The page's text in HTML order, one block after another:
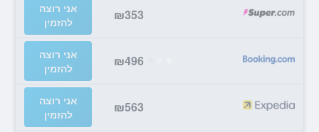
₪353
אני רוצה
להזמין
₪496
אני רוצה
להזמין
₪563
אני רוצה
להזמין